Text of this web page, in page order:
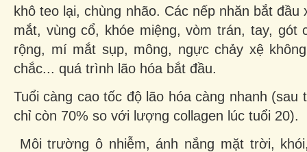
khô teo lại, chùng nhão. Các nếp nhăn bắt đầu
mắt, vùng cổ, khóe miệng, vòm trán, tay, gót
rộng, mí mắt sụp, mông, ngực chảy xệ
chắc... quá trình lão hóa bắt đầu.
Tuổi càng cao tốc độ lão hóa càng nhanh (sau
chỉ còn 70% so với lượng collagen lúc tuổi 20).
Môi trường ô nhiễm, ánh nắng mặt trời,